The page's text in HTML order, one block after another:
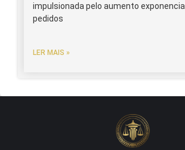
impulsionada pelo aumento
pedidos
LER MAIS »